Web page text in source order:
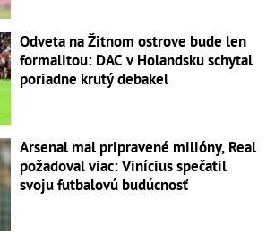
Odveta na Žitnom ostrove bude len
formalitou: DAC v Holandsku schytal
poriadne krutý debakel
Arsenal mal pripravené milióny, Real
požadoval viac: Vinícius spečatil
svoju futbalovú budúcnosť